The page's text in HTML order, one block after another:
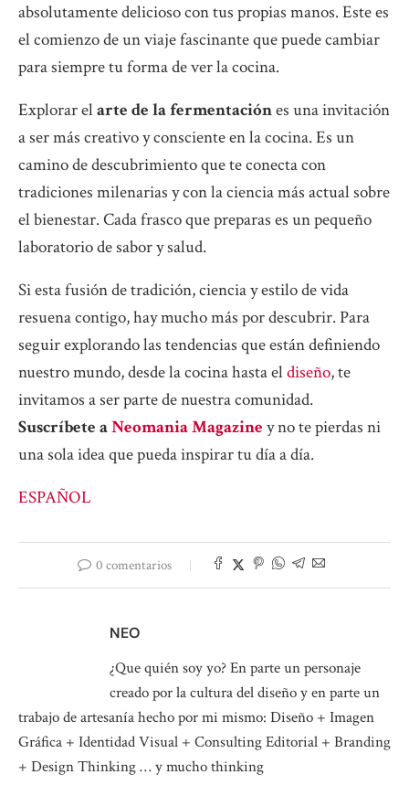
absolutamente delicioso con tus propias manos. Este es
el comienzo de un viaje fascinante que puede cambiar
para siempre tu forma de ver la cocina.
Explorar elarte de la fermentaciónes una invitación
a ser más creativo y consciente en la cocina. Es un
camino de descubrimiento que te conecta con
tradiciones milenarias y con la ciencia más actual sobre
el bienestar. Cada frasco que preparas es un pequeño
laboratorio de sabor y salud.
Si esta fusión de tradición, ciencia y estilo de vida
resuena contigo, hay mucho más por descubrir. Para
seguir explorando las tendencias que están definiendo
nuestro mundo, desde la cocina hasta eldiseño, te
invitamos a ser parte de nuestra comunidad.
Suscríbete aNeomania Magazine y no te pierdas ni
una sola idea que pueda inspirar tu día a día.
ESPAÑOL
0 comentarios
NEO
¿Que quién soy yo? En parte un personaje
creado por la cultura del diseño y en parte un
trabajo de artesanía hecho por mi mismo: Diseño + Imagen
Gráfica + Identidad Visual + Consulting Editorial + Branding
+ Design Thinking … y mucho thinking